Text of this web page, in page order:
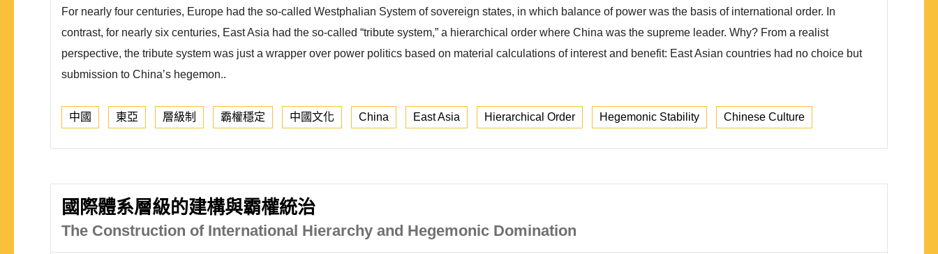
For nearly four centuries, Europe had the so-called Westphalian System of sovereign states, in which balance of power was the basis of international order. In
contrast, for nearly six centuries, East Asia had the so-called “tribute system,” a hierarchical order where China was the supreme leader. Why? From a realist
perspective, the tribute system was just a wrapper over power politics based on material calculations of interest and benefit: East Asian countries had no choice but
submission to China’s hegemon..
中國 東亞 層級制 霸權穩定 中國文化 China East Asia Hierarchical Order Hegemonic Stability Chinese Culture
國際體系層級的建構與霸權統治
The Construction of International Hierarchy and Hegemonic Domination